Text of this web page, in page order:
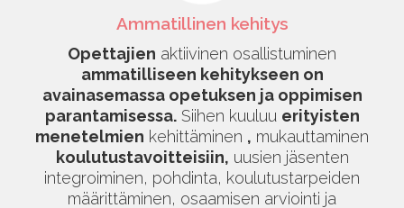
Ammatillinen kehitys
Opettajien aktiivinen osallistuminen
ammatilliseen kehitykseen on
avainasemassa opetuksen ja oppimisen
parantamisessa.Siihen kuuluu erityisten
menetelmien kehittäminen , mukauttaminen
koulutustavoitteisiin, uusien jäsenten
integroiminen, pohdinta, koulutustarpeiden
määrittäminen, osaamisen arviointi ja